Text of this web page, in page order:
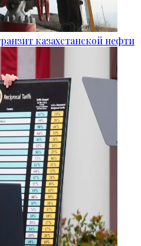
казахстанской нефти